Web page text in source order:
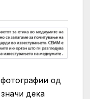
од
значи дека